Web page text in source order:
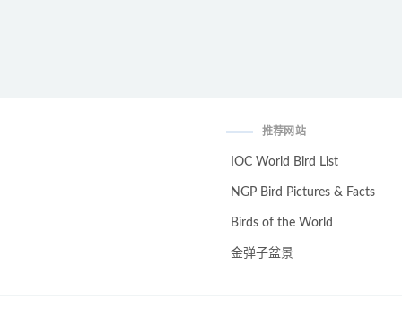
推荐网站
IOC World Bird List
NGP Bird Pictures & Facts
Birds of the World
金弹子盆景